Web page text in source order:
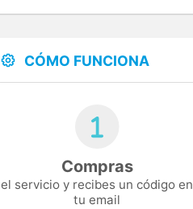
CÓMO FUNCIONA
Compras
el servicio y recibes un código en
tu email